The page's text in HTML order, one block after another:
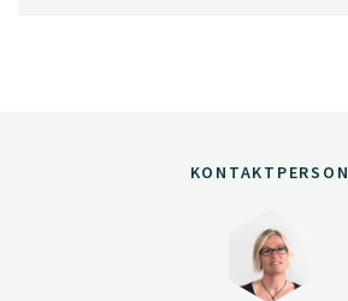
KONTAKTPERSON